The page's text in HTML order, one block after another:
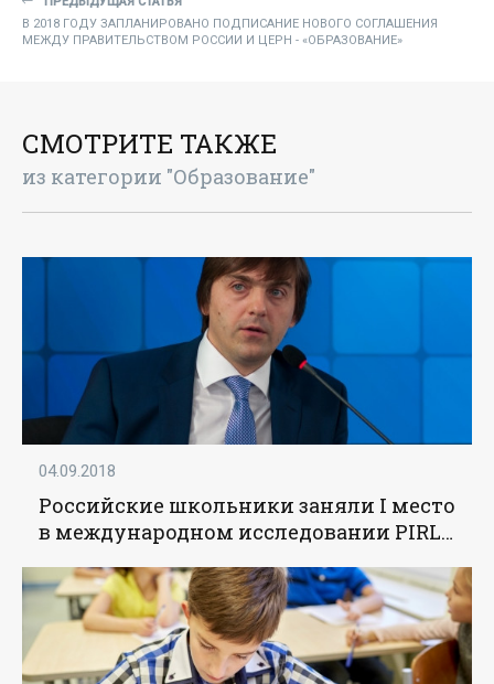
В 2018 ГОДУ ЗАПЛАНИРОВАНО ПОДПИСАНИЕ НОВОГО СОГЛАШЕНИЯ
МЕЖДУ ПРАВИТЕЛЬСТВОМ РОССИИ И ЦЕРН - «ОБРАЗОВАНИЕ»
СМОТРИТЕ ТАКЖЕ
из категории "Образование"
04.09.2018
Российские школьники заняли I место
в международном исследовании PIRLS